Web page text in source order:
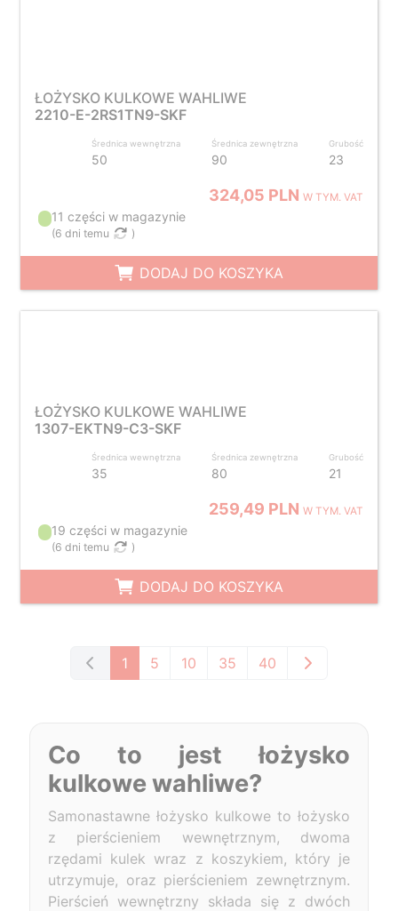
ŁOŻYSKO KULKOWE WAHLIWE
2210-E-2RS1TN9-SKF
Średnica wewnętrzna
50
Średnica zewnętrzna
90
Grubość
23
324,05 PLNW TYM. VAT
11 części w magazynie
(6 dni temu )
DODAJ DO KOSZYKA
ŁOŻYSKO KULKOWE WAHLIWE
1307-EKTN9-C3-SKF
Średnica wewnętrzna
35
Średnica zewnętrzna
80
Grubość
21
259,49 PLNW TYM. VAT
19 części w magazynie
(6 dni temu )
DODAJ DO KOSZYKA
1 5 10 35 40
Co to jest łożysko
kulkowe wahliwe?
Samonastawne łożysko kulkowe to łożysko
z pierścieniem wewnętrznym, dwoma
rzędami kulek wraz z koszykiem, który je
utrzymuje, oraz pierścieniem zewnętrznym.
Pierścień wewnętrzny składa się z dwóch